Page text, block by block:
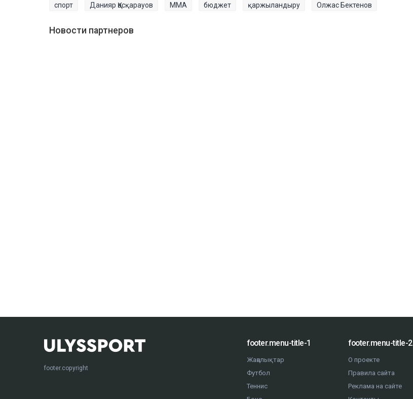
спорт Данияр Қасқарауов ММА бюджет қаржыландыру Олжас Бектенов
Новости партнеров
footer.copyright
footer.menu-title-1
Жаңалықтар
Футбол
Теннис
footer.menu-title-2
О проекте
Правила сайта
Реклама на сайте